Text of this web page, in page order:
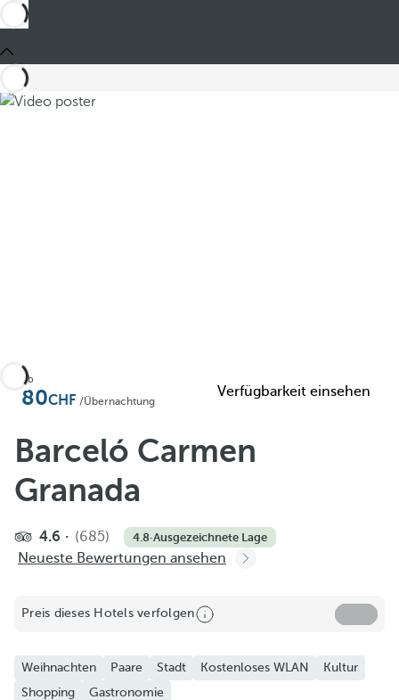
Zu Favoriten hinzufügen
Weitere Fotos und Videos ansehen
Ab
80 /Übernachtung
Verfügbarkeit einsehen
Barceló Carmen
Granada
4.6 (685) 4.8·Ausgezeichnete Lage
Neueste Bewertungen ansehen
Preis dieses Hotels verfolgen
Weihnachten Paare Stadt Kostenloses WLAN
Kultur
Shopping
Gastronomie